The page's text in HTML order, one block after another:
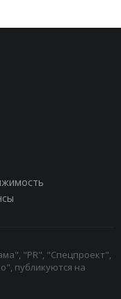
"PR", "Спецпроект",
публикуются на